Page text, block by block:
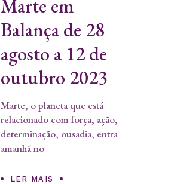
Marte em
Balança de 28
agosto a 12 de
outubro 2023
Marte, o planeta que está
relacionado com força, ação,
determinação, ousadia, entra
amanhã no
LER MAIS